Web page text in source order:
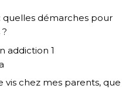
quelles démarches pour
addiction 1
vis chez mes parents, que